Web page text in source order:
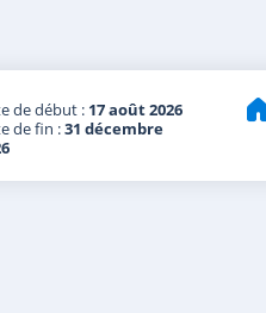
de début : 17 août 2026
de fin :31 décembre